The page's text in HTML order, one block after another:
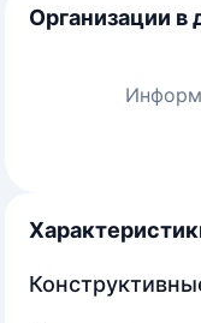
Организации в